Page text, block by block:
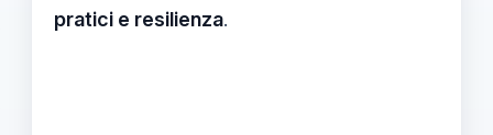
pratici e resilienza.